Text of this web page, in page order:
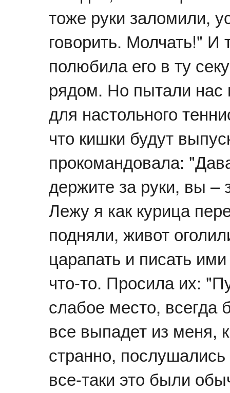
тоже руки заломили,
говорить. Молчать!" И
полюбила его в ту
рядом. Но пытали нас
для настольного
что кишки будут
прокомандовала:
держите за руки, вы –
Лежу я как курица
подняли, живот
царапать и писать
что-то. Просила их:
слабое место, всегда
все выпадет из меня,
странно,
все-таки это были